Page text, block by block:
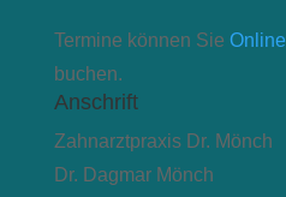
Termine können Sie Online
buchen.
Anschrift
Zahnarztpraxis Dr. Mönch
Dr. Dagmar Mönch